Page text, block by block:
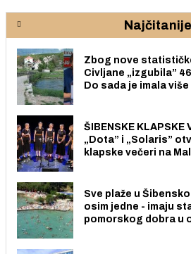
Najčitanije
Zbog nove
Civljane „izgubila”
Do sada je imala
ŠIBENSKE KLAPSKE
„Dota” i „Solaris”
klapske večeri na
Sve plaže u
osim jedne - imaju
pomorskog dobra u